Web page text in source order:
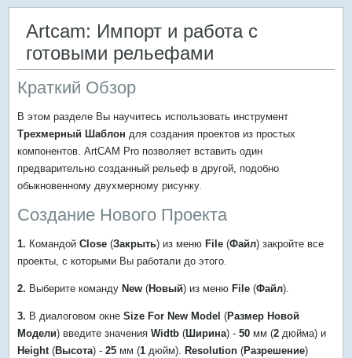
Artcam: Импорт и работа с
готовыми рельефами
Краткий Обзор
В этом разделе Вы научитесь использовать инструмент
Трехмерный Шаблон для создания проектов из простых
компонентов. ArtCAM Pro позволяет вставить один
предварительно созданный рельеф в другой, подобно
обыкновенному двухмерному рисунку.
Создание Нового Проекта
1. КомандойClose (Закрыть) из меню File (Файл) закройте все
проекты, с которыми Вы работали до этого.
2. Выберите команду New (Новый) из меню File (Файл).
3. В диалоговом окнеSize For New Model (Размер Новой
Модели) введите значенияWidtb (Ширина) -50 мм (2 дюйма) и
Height(Высота) -25 мм (1 дюйм). Resolution (Разрешение)